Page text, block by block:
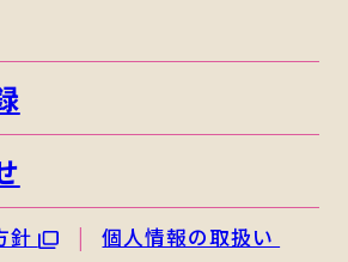
針
個人情報の取扱い